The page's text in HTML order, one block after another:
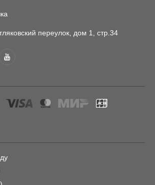
переулок, дом 1, стр.34